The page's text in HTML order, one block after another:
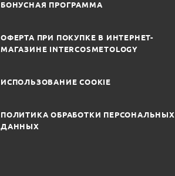
БОНУСНАЯ ПРОГРАММА
ОФЕРТА ПРИ ПОКУПКЕ В ИНТЕРНЕТ-
МАГАЗИНЕ INTERCOSMETOLOGY
ИСПОЛЬЗОВАНИЕ COOKIE
ПОЛИТИКА ОБРАБОТКИ ПЕРСОНАЛЬНЫХ
ДАННЫХ